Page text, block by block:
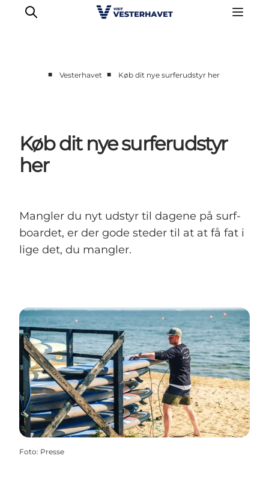
Vores Byer
Mad & Overnatning
Køb billet
■ Vesterhavet ■ Køb dit nye surferudstyr her
Køb dit nye surferudstyr
her
Mangler du nyt udstyr til dagene på surf-
boardet, er der gode steder til at at få fat i
lige det, du mangler.
Foto: Presse